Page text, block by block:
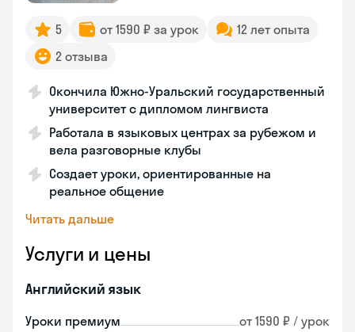
5 от 1590 ₽ за урок
12 лет опыта
2 отзыва
Окончила Южно-Уральский государственный
университет с дипломом лингвиста
Работала в языковых центрах за рубежом и
вела разговорные клубы
Создает уроки, ориентированные на
реальное общение
Читать дальше
Услуги и цены
Английский язык
Уроки премиум от 1590 ₽ / урок